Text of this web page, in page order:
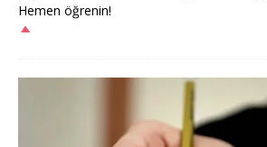
Hemen öğrenin!